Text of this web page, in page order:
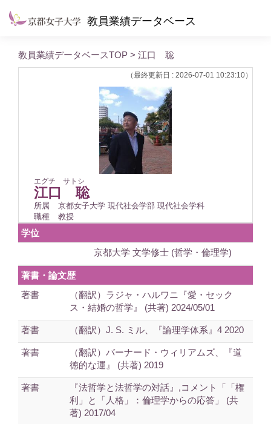
教員業績データベース
教員業績データベースTOP > 江口 聡
（最終更新日 : 2026-07-01 10:23:10）
エグチ サトシ
江口 聡
所属
京都女子大学 現代社会学部 現代社会学科
職種
教授
学位
京都大学 文学修士 (哲学・倫理学)
著書・論文歴
著書
（翻訳）ラジャ・ハルワニ『愛・セック
ス・結婚の哲学』 (共著) 2024/05/01
著書 （翻訳）J. S. ミル、『論理学体系』4 2020
著書
（翻訳）バーナード・ウィリアムズ、『道
徳的な運』 (共著) 2019
著書
『法哲学と法哲学の対話』,コメント「「権
利」と「人格」：倫理学からの応答」 (共
著) 2017/04